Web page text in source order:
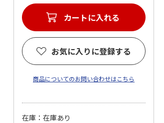
カートに入れる
お気に入りに登録する
商品についてのお問い合わせはこちら
在庫：在庫あり